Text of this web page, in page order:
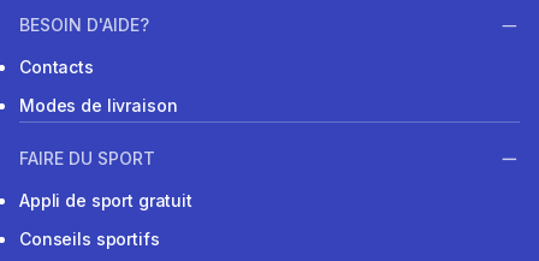
BESOIN D'AIDE?
Contacts
Modes de livraison
FAIRE DU SPORT
Appli de sport gratuit
Conseils sportifs